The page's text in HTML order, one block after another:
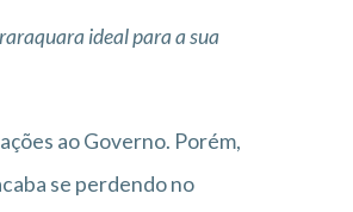
ideal para a sua
ao Governo. Porém,
se perdendo no